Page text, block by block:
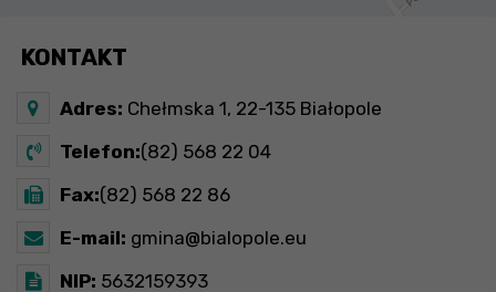
KONTAKT
Adres: Chełmska 1, 22-135 Białopole
Telefon:(82) 568 22 04
Fax:(82) 568 22 86
E-mail: gmina@bialopole.eu
NIP: 5632159393